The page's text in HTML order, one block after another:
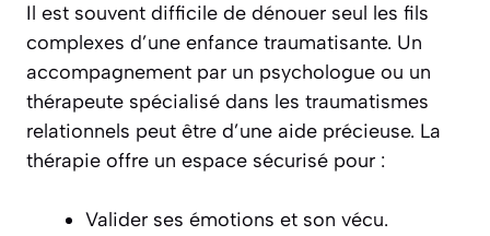
Il est souvent difficile de dénouer seul les fils
complexes d’une enfance traumatisante. Un
accompagnement par un psychologue ou un
thérapeute spécialisé dans les traumatismes
relationnels peut être d’une aide précieuse. La
thérapie offre un espace sécurisé pour :
Valider ses émotions et son vécu.